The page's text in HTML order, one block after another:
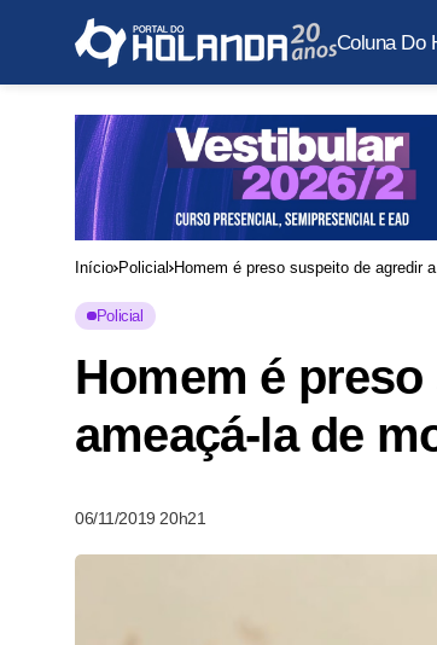
Coluna Do
Início Policial Homem é preso suspeito de agredir
Policial
Homem é
ameaçá-la de
06/11/2019 20h21